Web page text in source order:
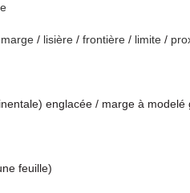
marge / lisière / frontière / limite /
englacée / marge à modelé
feuille)